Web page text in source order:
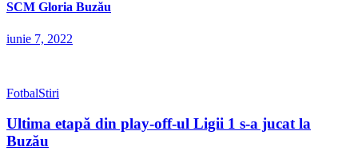
SCM Gloria Buzău
iunie 7, 2022
FotbalStiri
Ultima etapă din play-off-ul Ligii 1 s-a jucat la
Buzău